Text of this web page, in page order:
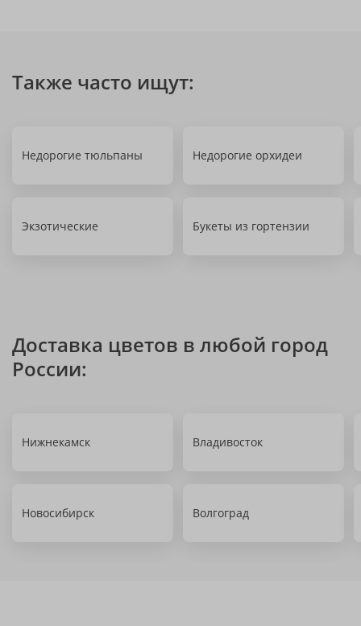
Также часто ищут:
Недорогие тюльпаны Недорогие орхидеи
Экзотические Букеты из гортензии
Доставка цветов в любой город
России:
Нижнекамск Владивосток
Новосибирск Волгоград